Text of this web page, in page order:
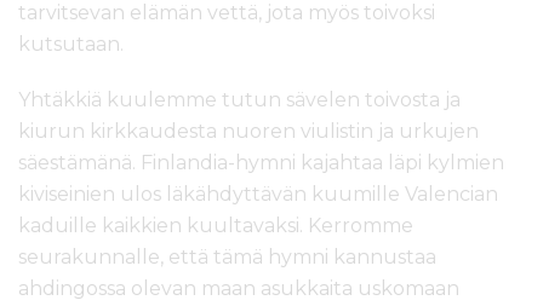
tarvitsevan elämän vettä, jota myös toivoksi
kutsutaan.
Yhtäkkiä kuulemme tutun sävelen toivosta ja
kiurun kirkkaudesta nuoren viulistin ja urkujen
säestämänä. Finlandia-hymni kajahtaa läpi kylmien
kiviseinien ulos läkähdyttävän kuumille Valencian
kaduille kaikkien kuultavaksi. Kerromme
seurakunnalle, että tämä hymni kannustaa
ahdingossa olevan maan asukkaita uskomaan